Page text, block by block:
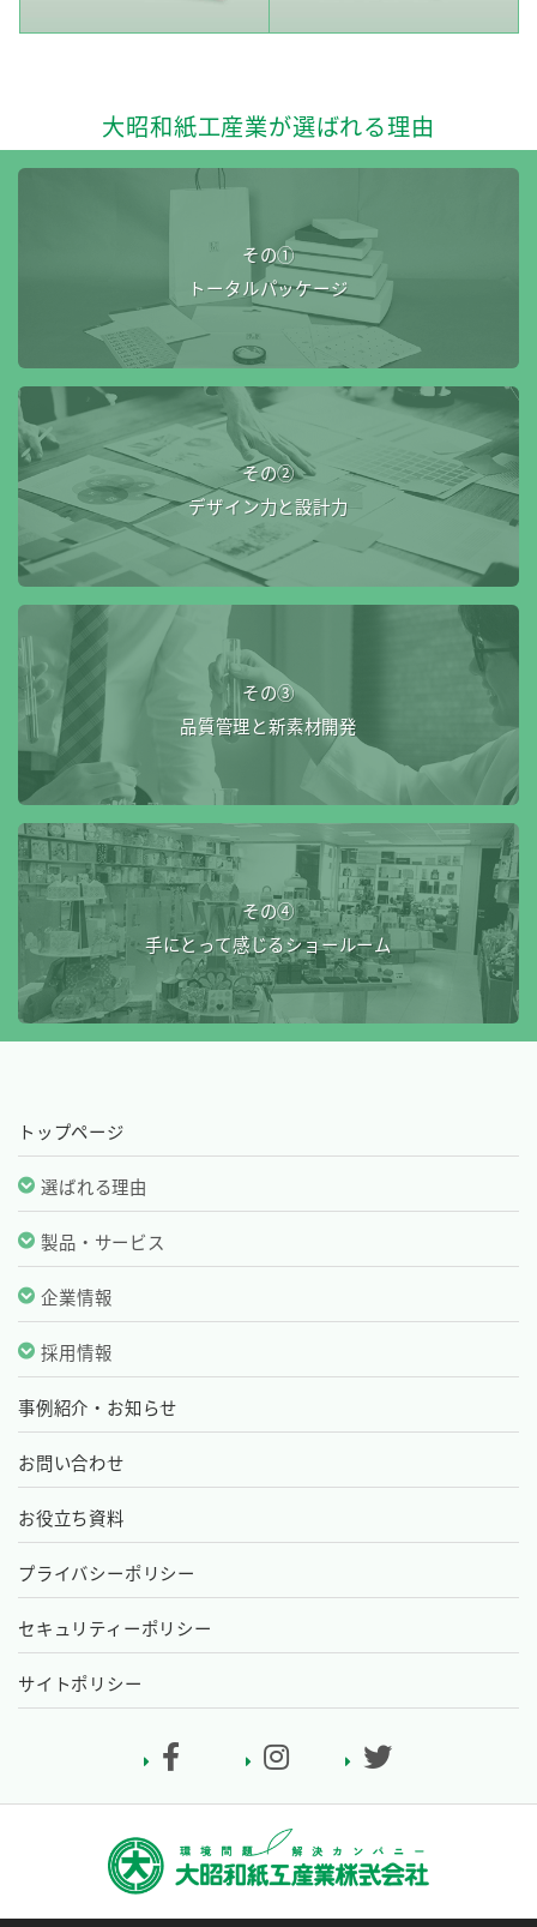
大昭和紙工産業が選ばれる理由
その①
トータルパッケージ
その②
デザイン力と設計力
その③
品質管理と新素材開発
その④
手にとって感じるショールーム
トップページ
選ばれる理由
製品・サービス
企業情報
採用情報
事例紹介・お知らせ
お問い合わせ
お役立ち資料
プライバシーポリシー
セキュリティーポリシー
サイトポリシー